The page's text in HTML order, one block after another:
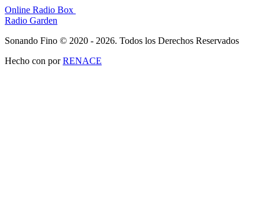
Online Radio Box
Radio Garden
Sonando Fino © 2020 - 2026. Todos los Derechos Reservados
Hecho con porRENACE